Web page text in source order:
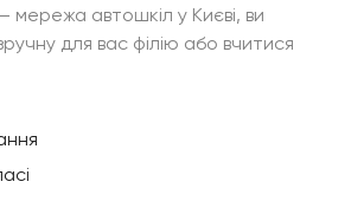
мережа автошкіл у Києві, ви
для вас філію або вчитися